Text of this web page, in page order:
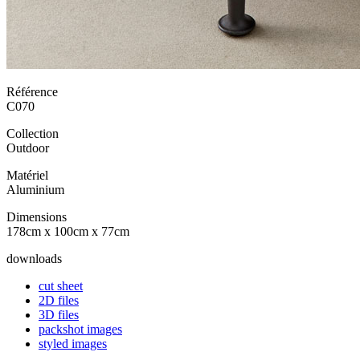
Référence
C070
Collection
Outdoor
Matériel
Aluminium
Dimensions
178cm x 100cm x 77cm
downloads
cut sheet
2D files
3D files
packshot images
styled images